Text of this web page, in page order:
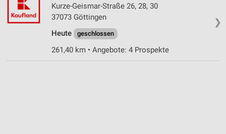
❯
Kurze-Geismar-Straße 26, 28, 30
37073 Göttingen
Heute
geschlossen
261,40 km • Angebote: 4 Prospekte